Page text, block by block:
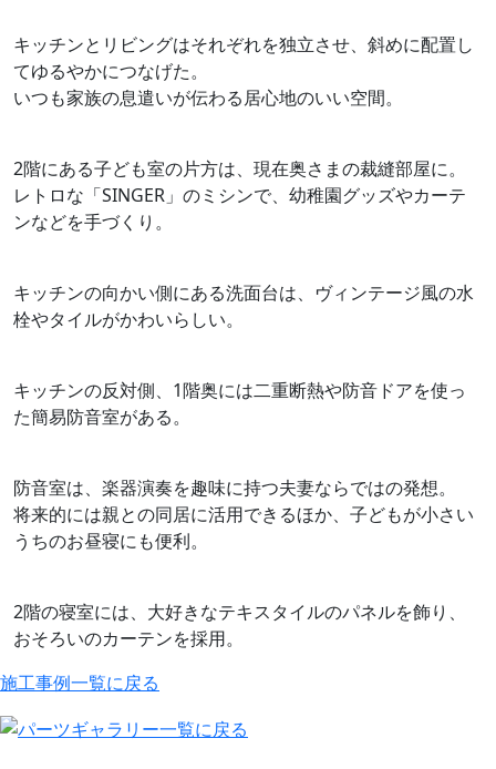
キッチンとリビングはそれぞれを独立させ、斜めに配置し
てゆるやかにつなげた。
いつも家族の息遣いが伝わる居心地のいい空間。
2階にある子ども室の片方は、現在奥さまの裁縫部屋に。
レトロな「SINGER」のミシンで、幼稚園グッズやカーテ
ンなどを手づくり。
キッチンの向かい側にある洗面台は、ヴィンテージ風の水
栓やタイルがかわいらしい。
キッチンの反対側、1階奥には二重断熱や防音ドアを使っ
た簡易防音室がある。
防音室は、楽器演奏を趣味に持つ夫妻ならではの発想。
将来的には親との同居に活用できるほか、子どもが小さい
うちのお昼寝にも便利。
2階の寝室には、大好きなテキスタイルのパネルを飾り、
おそろいのカーテンを採用。
施工事例一覧に戻る